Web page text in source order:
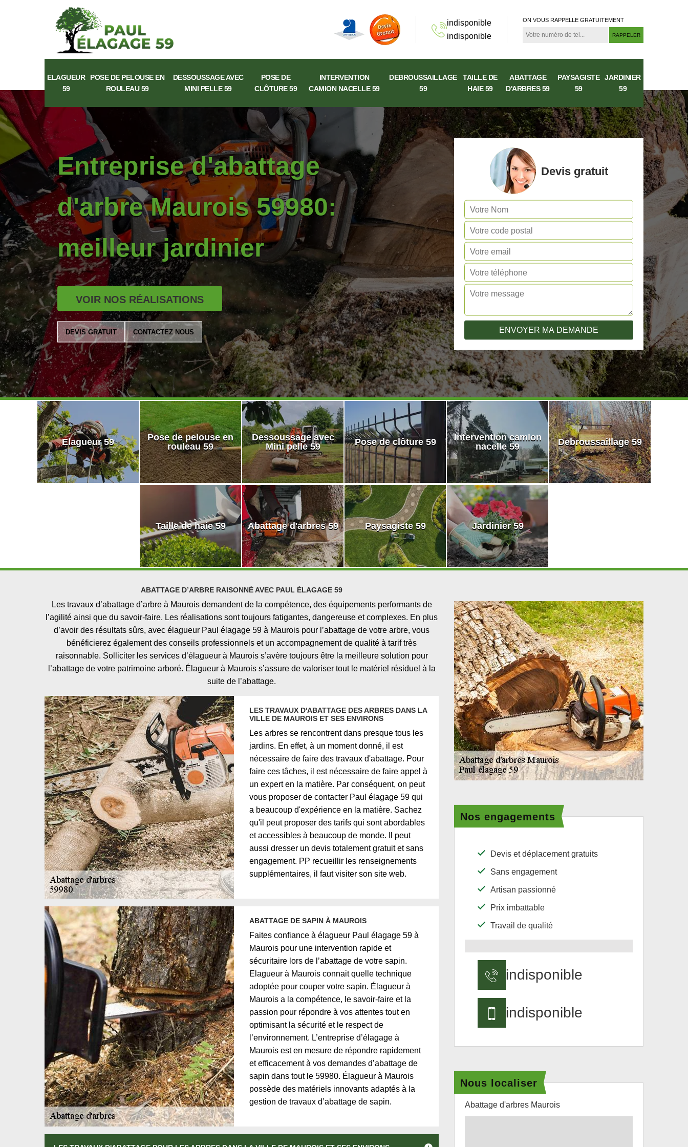
indisponible
indisponible
ON VOUS RAPPELLE GRATUITEMENT
ELAGUEUR
59
POSE DE PELOUSE EN
ROULEAU 59
DESSOUSSAGE AVEC
MINI PELLE 59
POSE DE
CLÔTURE 59
INTERVENTION
CAMION NACELLE 59
DEBROUSSAILLAGE
59
TAILLE DE
HAIE 59
ABATTAGE
D'ARBRES 59
PAYSAGISTE
59
JARDINIER
59
Entreprise d'abattage
d'arbre Maurois 59980:
meilleur jardinier
VOIR NOS RÉALISATIONS
DEVIS GRATUIT CONTACTEZ NOUS
Devis gratuit
Elagueur 59
Pose de pelouse en
rouleau 59
Dessoussage avec
Mini pelle 59
Pose de clôture 59
Intervention camion
nacelle 59
Debroussaillage 59
Taille de haie 59 Abattage d'arbres 59 Paysagiste 59 Jardinier 59
ABATTAGE D’ARBRE RAISONNÉ AVEC PAUL ÉLAGAGE 59
Les travaux d’abattage d’arbre à Maurois demandent de la compétence, des équipements performants de
l’agilité ainsi que du savoir-faire. Les réalisations sont toujours fatigantes, dangereuse et complexes. En plus
d’avoir des résultats sûrs, avec élagueur Paul élagage 59 à Maurois pour l’abattage de votre arbre, vous
bénéficierez également des conseils professionnels et un accompagnement de qualité à tarif très
raisonnable. Solliciter les services d’élagueur à Maurois s’avère toujours être la meilleure solution pour
l’abattage de votre patrimoine arboré. Élagueur à Maurois s’assure de valoriser tout le matériel résiduel à la
suite de l’abattage.
LES TRAVAUX D'ABATTAGE DES ARBRES DANS LA
VILLE DE MAUROIS ET SES ENVIRONS
Les arbres se rencontrent dans presque tous les
jardins. En effet, à un moment donné, il est
nécessaire de faire des travaux d'abattage. Pour
faire ces tâches, il est nécessaire de faire appel à
un expert en la matière. Par conséquent, on peut
vous proposer de contacter Paul élagage 59 qui
a beaucoup d'expérience en la matière. Sachez
qu'il peut proposer des tarifs qui sont abordables
et accessibles à beaucoup de monde. Il peut
aussi dresser un devis totalement gratuit et sans
engagement. PP recueillir les renseignements
supplémentaires, il faut visiter son site web.
ABATTAGE DE SAPIN À MAUROIS
Faites confiance à élagueur Paul élagage 59 à
Maurois pour une intervention rapide et
sécuritaire lors de l’abattage de votre sapin.
Elagueur à Maurois connait quelle technique
adoptée pour couper votre sapin. Élagueur à
Maurois a la compétence, le savoir-faire et la
passion pour répondre à vos attentes tout en
optimisant la sécurité et le respect de
l’environnement. L’entreprise d’élagage à
Maurois est en mesure de répondre rapidement
et efficacement à vos demandes d’abattage de
sapin dans tout le 59980. Élagueur à Maurois
possède des matériels innovants adaptés à la
gestion de travaux d’abattage de sapin.
Nos engagements
Devis et déplacement gratuits
Sans engagement
Artisan passionné
Prix imbattable
Travail de qualité
indisponible
indisponible
Nous localiser
Abattage d'arbres Maurois